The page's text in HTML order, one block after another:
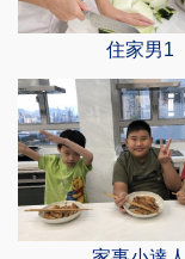
住家男1